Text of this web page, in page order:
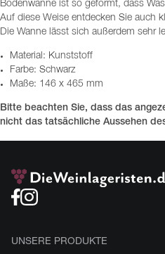
Bodenwanne ist so geformt, dass
Auf diese Weise entdecken Sie auch
Die Wanne lässt sich außerdem sehr
Material: Kunststoff
Farbe: Schwarz
Maße: 146 x 465 mm
Bitte beachten Sie, dass das
nicht das tatsächliche Aussehen
UNSERE PRODUKTE